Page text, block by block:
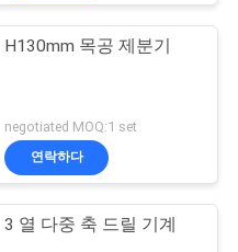
H130mm 목공 제분기
negotiated MOQ:1 set
연락하다
3 열 다중 축 드릴 기계